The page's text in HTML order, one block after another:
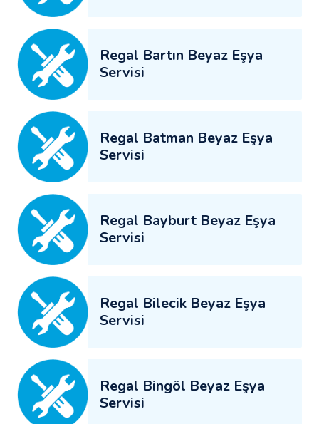
Regal Bartın Beyaz Eşya
Servisi
Regal Batman Beyaz Eşya
Servisi
Regal Bayburt Beyaz Eşya
Servisi
Regal Bilecik Beyaz Eşya
Servisi
Regal Bingöl Beyaz Eşya
Servisi